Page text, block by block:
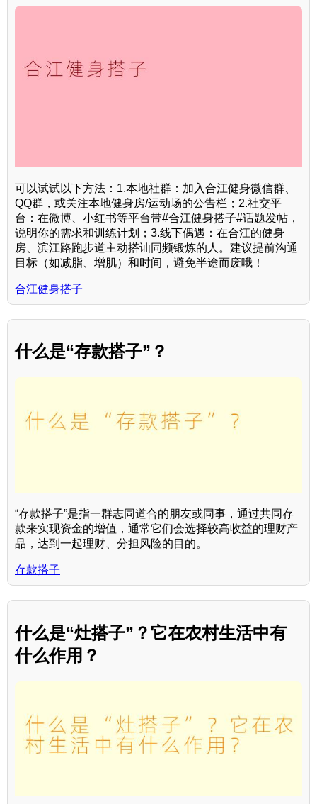
可以试试以下方法：1.本地社群：加入合江健身微信群、
QQ群，或关注本地健身房/运动场的公告栏；2.社交平
台：在微博、小红书等平台带#合江健身搭子#话题发帖，
说明你的需求和训练计划；3.线下偶遇：在合江的健身
房、滨江路跑步道主动搭讪同频锻炼的人。建议提前沟通
目标（如减脂、增肌）和时间，避免半途而废哦！
合江健身搭子
什么是“存款搭子”？
“存款搭子”是指一群志同道合的朋友或同事，通过共同存
款来实现资金的增值，通常它们会选择较高收益的理财产
品，达到一起理财、分担风险的目的。
存款搭子
什么是“灶搭子”？它在农村生活中有
什么作用？